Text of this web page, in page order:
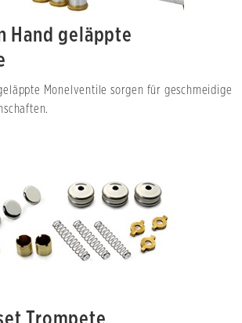
Hand geläppte
Monelventile sorgen für geschmeidige